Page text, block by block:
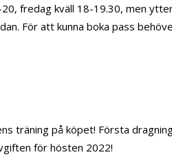
fredag kväll 18-19.30, men
För att kunna boka pass
träning på köpet! Första
för hösten 2022!